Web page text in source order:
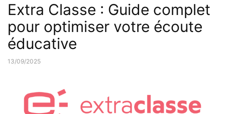
Extra Classe : Guide complet
pour optimiser votre écoute
éducative
13/09/2025